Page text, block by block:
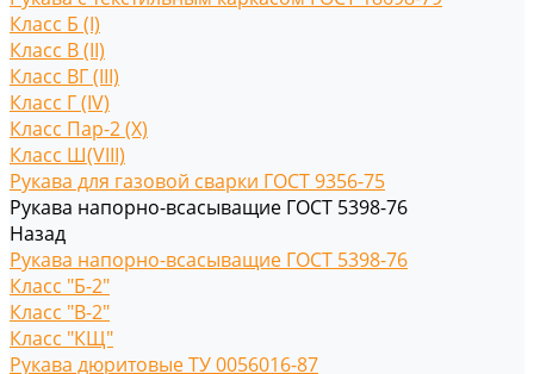
Класс Б (I)
Класс В (II)
Класс ВГ (III)
Класс Г (IV)
Класс Пар-2 (X)
Класс Ш(VIII)
Рукава для газовой сварки ГОСТ 9356-75
Рукава напорно-всасыващие ГОСТ 5398-76
Назад
Рукава напорно-всасыващие ГОСТ 5398-76
Класс "Б-2"
Класс "В-2"
Класс "КЩ"
Рукава дюритовые ТУ 0056016-87